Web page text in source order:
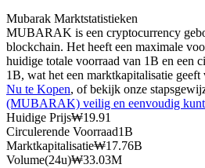
Kopiëren Handel
Sluit je aan bij top traders
Mubarak Marktstatistieken
MUBARAK is een cryptocurrency
blockchain. Het heeft een maximale
huidige totale voorraad van 1B en een
1B, wat het een marktkapitalisatie
Nu te Kopen, of bekijk onze
(MUBARAK) veilig en eenvoudig
Huidige Prijs₩19.91
Circulerende Voorraad1B
Marktkapitalisatie₩17.76B
Volume(24u)₩33.03M